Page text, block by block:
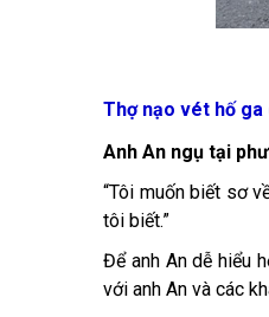
Thợ nạo vét hố
Anh An ngụ tại
“Tôi muốn biết sơ
tôi biết.”
Để anh An dễ hiểu
với anh An và các